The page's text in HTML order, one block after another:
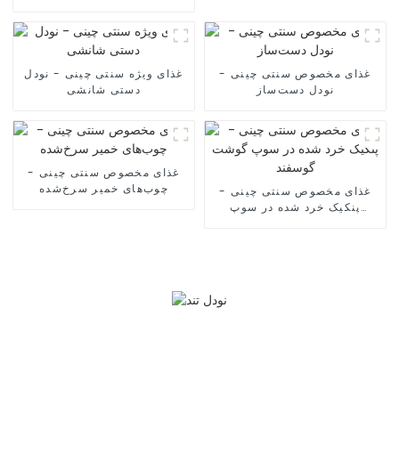
غذای ویژه سنتی چینی - نودل
دستی شانشی
غذای مخصوص سنتی چینی -
نودل دست‌ساز
غذای مخصوص سنتی چینی -
چوب‌های خمیر سرخ‌شده
غذای مخصوص سنتی چینی -
پنکیک خرد شده در سوپ